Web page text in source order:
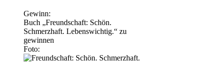
Gewinn:
Buch „Freundschaft: Schön.
Schmerzhaft. Lebenswichtig.“ zu
gewinnen
Foto: